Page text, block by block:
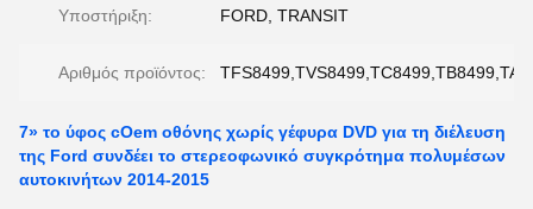
Υποστήριξη: FORD, TRANSIT
Αριθμός προϊόντος:
7» το ύφος cOem οθόνης χωρίς γέφυρα DVD για τη διέλευση
της Ford συνδέει το στερεοφωνικό συγκρότημα πολυμέσων
αυτοκινήτων 2014-2015